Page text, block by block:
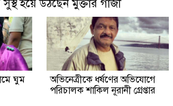
হয়ে উঠছেন মুক্তার গাজী
ঘুম
অভিনেত্রীকে ধর্ষণের অভিযোগে
পরিচালক শাকিল নূরানী গ্রেপ্তার